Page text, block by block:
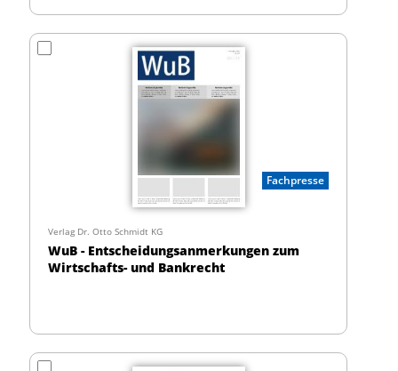
Fachpresse
Verlag Dr. Otto Schmidt KG
WuB - Entscheidungsanmerkungen zum
Wirtschafts- und Bankrecht